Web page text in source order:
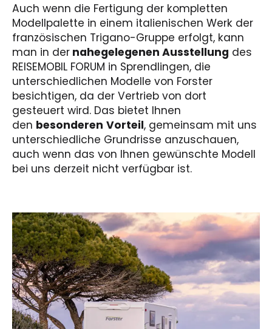
Auch wenn die Fertigung der kompletten
Modellpalette in einem italienischen Werk der
französischen Trigano-Gruppe erfolgt, kann
man in der nahegelegenen Ausstellung des
REISEMOBIL FORUM in Sprendlingen, die
unterschiedlichen Modelle von Forster
besichtigen, da der Vertrieb von dort
gesteuert wird. Das bietet Ihnen
den besonderen Vorteil, gemeinsam mit uns
unterschiedliche Grundrisse anzuschauen,
auch wenn das von Ihnen gewünschte Modell
bei uns derzeit nicht verfügbar ist.